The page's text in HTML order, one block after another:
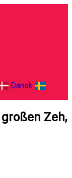
Dansk
Zeh,